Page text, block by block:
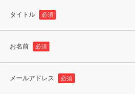
タイトル 必須
お名前 必須
メールアドレス 必須